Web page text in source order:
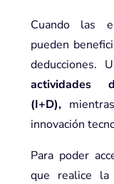
Cuando las
pueden
deducciones.
actividades
(I+D),
innovación
Para poder
que realice la